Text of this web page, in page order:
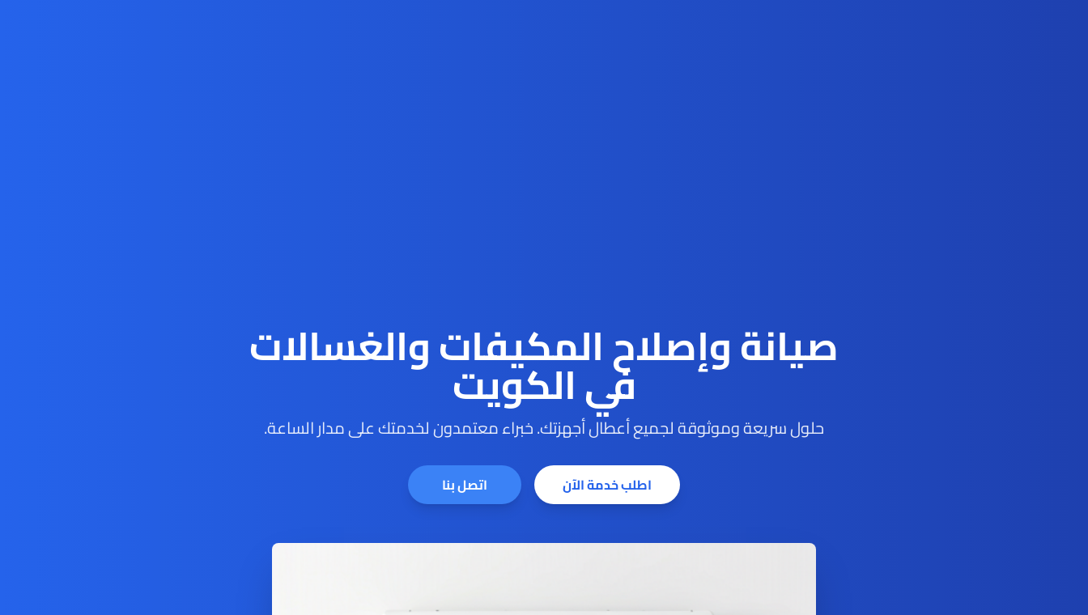
صيانة وإصلاح المكيفات والغسالات
في الكويت
حلول سريعة وموثوقة لجميع أعطال أجهزتك. خبراء معتمدون لخدمتك على مدار الساعة.
اطلب خدمة الآن اتصل بنا